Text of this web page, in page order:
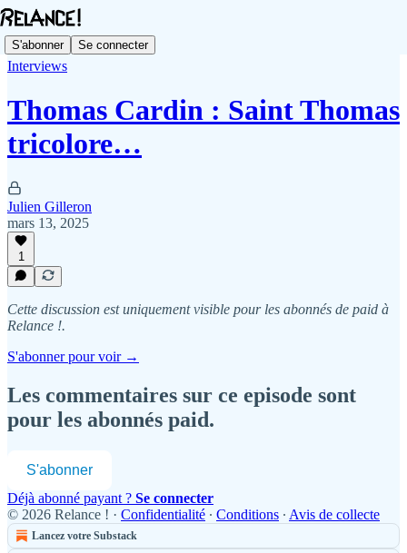
S'abonner Se connecter
Interviews
Thomas Cardin : Saint Thomas
tricolore…
Julien Gilleron
mars 13, 2025
1
Cette discussion est uniquement visible pour les abonnés de paid à
Relance !.
S'abonner pour voir →
Les commentaires sur ce episode sont
pour les abonnés paid.
S'abonner
Déjà abonné payant ? Se connecter
© 2026 Relance ! · Confidentialité ∙ Conditions ∙ Avis de collecte
Lancez votre Substack